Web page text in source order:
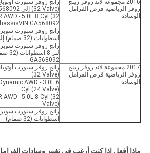
2016 مجموعة لاند روفر رينج
روفر الرياضية قرص الفرامل
الوسادة
(32 Valve) إلى ChassisVIN GA568092
AWD - 5.0L 8 Cyl (32
GA568092
اسطوانات (32 صمام) إلى الهيكل (GA568092)
GA568092
2017 مجموعة لاند روفر رينج
روفر الرياضية قرص الفرامل
الوسادة
(32 Valve)
AWD - 3.0L 6
Cyl (24 Valve)
AWD - 5.0L 8 Cyl (32
Valve)
اسطوانات (32 صمام)
ماذا أفعل إذا كنت أرغب في تغيير وسادات